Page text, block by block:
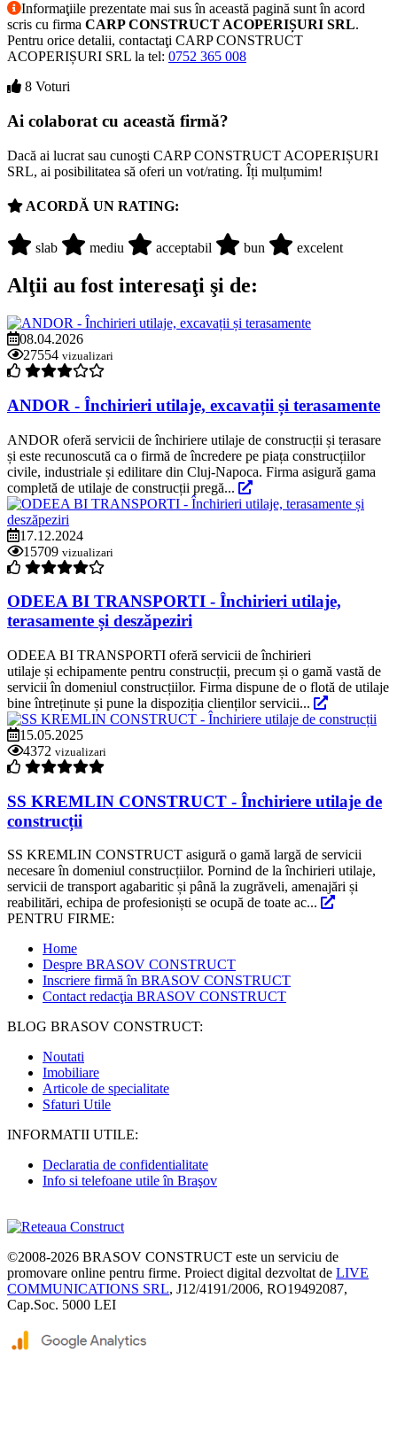
Informaţiile prezentate mai sus în această pagină sunt în acord
scris cu firma CARP CONSTRUCT ACOPERIȘURI SRL.
Pentru orice detalii, contactaţi CARP CONSTRUCT
ACOPERIȘURI SRL la tel: 0752 365 008
8 Voturi
Ai colaborat cu această firmă?
Dacă ai lucrat sau cunoşti CARP CONSTRUCT ACOPERIȘURI
SRL, ai posibilitatea să oferi un vot/rating. Îți mulțumim!
ACORDĂ UN RATING:
slab mediu acceptabil bun excelent
Alţii au fost interesaţi şi de:
08.04.2026
27554 vizualizari
ANDOR - Închirieri utilaje, excavații și terasamente
ANDOR oferă servicii de închiriere utilaje de construcții și terasare
și este recunoscută ca o firmă de încredere pe piața construcțiilor
civile, industriale și edilitare din Cluj-Napoca. Firma asigură gama
completă de utilaje de construcții pregă...
17.12.2024
15709 vizualizari
ODEEA BI TRANSPORTI - Închirieri utilaje,
terasamente și deszăpeziri
ODEEA BI TRANSPORTI oferă servicii de închirieri
utilaje și echipamente pentru construcții, precum și o gamă vastă de
servicii în domeniul construcțiilor. Firma dispune de o flotă de utilaje
bine întreținute și pune la dispoziția clienților servicii...
15.05.2025
4372 vizualizari
SS KREMLIN CONSTRUCT - Închiriere utilaje de
construcții
SS KREMLIN CONSTRUCT asigură o gamă largă de servicii
necesare în domeniul construcțiilor. Pornind de la închirieri utilaje,
servicii de transport agabaritic și până la zugrăveli, amenajări și
reabilitări, echipa de profesioniști se ocupă de toate ac...
PENTRU FIRME:
Home
Despre BRASOV CONSTRUCT
Inscriere firmă în BRASOV CONSTRUCT
Contact redacţia BRASOV CONSTRUCT
BLOG BRASOV CONSTRUCT:
Noutati
Imobiliare
Articole de specialitate
Sfaturi Utile
INFORMATII UTILE:
Declaratia de confidentialitate
Info si telefoane utile în Braşov
©2008-2026 BRASOV CONSTRUCT este un serviciu de
promovare online pentru firme. Proiect digital dezvoltat de LIVE
COMMUNICATIONS SRL, J12/4191/2006, RO19492087,
Cap.Soc. 5000 LEI